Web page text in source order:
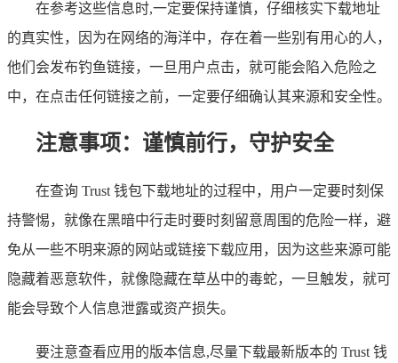
在参考这些信息时,一定要保持谨慎，仔细核实下载地址
的真实性，因为在网络的海洋中，存在着一些别有用心的人，
他们会发布钓鱼链接，一旦用户点击，就可能会陷入危险之
中，在点击任何链接之前，一定要仔细确认其来源和安全性。
注意事项：谨慎前行，守护安全
在查询 Trust 钱包下载地址的过程中，用户一定要时刻保
持警惕，就像在黑暗中行走时要时刻留意周围的危险一样，避
免从一些不明来源的网站或链接下载应用，因为这些来源可能
隐藏着恶意软件，就像隐藏在草丛中的毒蛇，一旦触发，就可
能会导致个人信息泄露或资产损失。
要注意查看应用的版本信息,尽量下载最新版本的 Trust 钱